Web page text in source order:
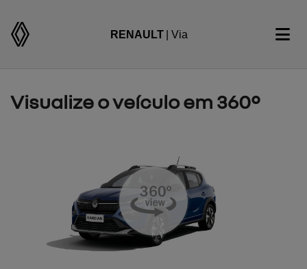
RENAULT | Via
Visualize o veículo em 360°